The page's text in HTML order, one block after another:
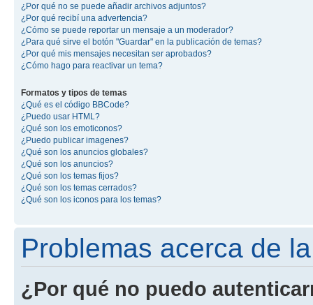
¿Por qué no se puede añadir archivos adjuntos?
¿Por qué recibí una advertencia?
¿Cómo se puede reportar un mensaje a un moderador?
¿Para qué sirve el botón "Guardar" en la publicación de temas?
¿Por qué mis mensajes necesitan ser aprobados?
¿Cómo hago para reactivar un tema?
Formatos y tipos de temas
¿Qué es el código BBCode?
¿Puedo usar HTML?
¿Qué son los emoticonos?
¿Puedo publicar imagenes?
¿Qué son los anuncios globales?
¿Qué son los anuncios?
¿Qué son los temas fijos?
¿Qué son los temas cerrados?
¿Qué son los iconos para los temas?
Problemas acerca de
¿Por qué no puedo